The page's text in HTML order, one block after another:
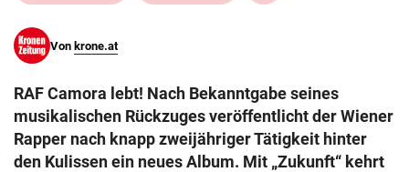
search
eingeben
Von krone.at
RAF Camora lebt! Nach Bekanntgabe seines
musikalischen Rückzuges veröffentlicht der Wiener
Rapper nach knapp zweijähriger Tätigkeit hinter
den Kulissen ein neues Album. Mit „Zukunft“ kehrt